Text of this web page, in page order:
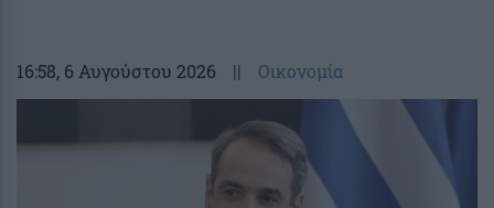
16:58, 6 Αυγούστου 2026 || Οικονομία